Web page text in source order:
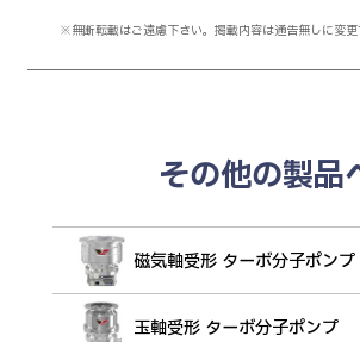
※無断転載はご遠慮下さい。掲載内容は通告無しに変更
その他の製品
磁気軸受形 ターボ分子ポンプ
玉軸受形 ターボ分子ポンプ